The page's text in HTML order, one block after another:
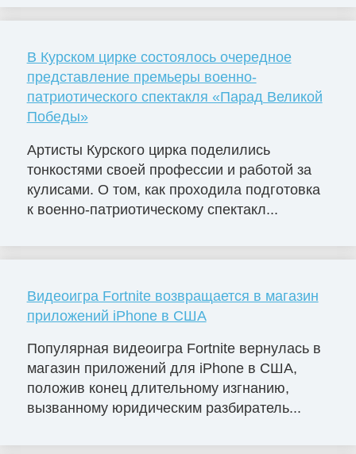
В Курском цирке состоялось очередное
представление премьеры военно-
патриотического спектакля «Парад Великой
Победы»
Артисты Курского цирка поделились
тонкостями своей профессии и работой за
кулисами. О том, как проходила подготовка
к военно-патриотическому спектакл...
Видеоигра Fortnite возвращается в магазин
приложений iPhone в США
Популярная видеоигра Fortnite вернулась в
магазин приложений для iPhone в США,
положив конец длительному изгнанию,
вызванному юридическим разбиратель...